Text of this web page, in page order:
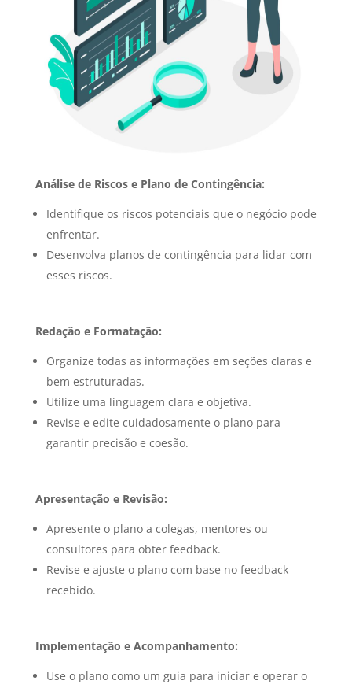
Análise de Riscos e Plano de Contingência:
Identifique os riscos potenciais que o negócio pode
enfrentar.
Desenvolva planos de contingência para lidar com
esses riscos.
Redação e Formatação:
Organize todas as informações em seções claras e
bem estruturadas.
Utilize uma linguagem clara e objetiva.
Revise e edite cuidadosamente o plano para
garantir precisão e coesão.
Apresentação e Revisão:
Apresente o plano a colegas, mentores ou
consultores para obter feedback.
Revise e ajuste o plano com base no feedback
recebido.
Implementação e Acompanhamento:
Use o plano como um guia para iniciar e operar o